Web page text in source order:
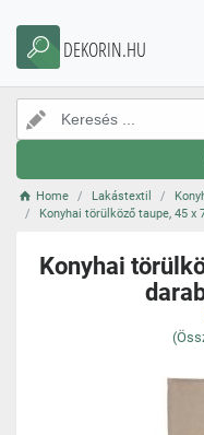
DEKORIN.HU
Home Lakástextil
Konyhai törülköző taupe, 45 x
Konyhai